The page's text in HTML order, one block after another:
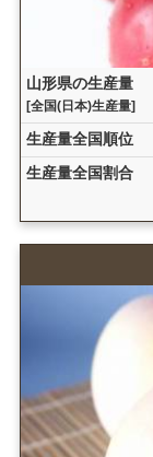
山形県の生産量
[全国(日本)生産量]
生産量全国順位
生産量全国割合